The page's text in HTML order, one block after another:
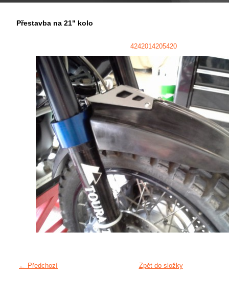
Přestavba na 21" kolo
4242014205420
← Předchozí Zpět do složky